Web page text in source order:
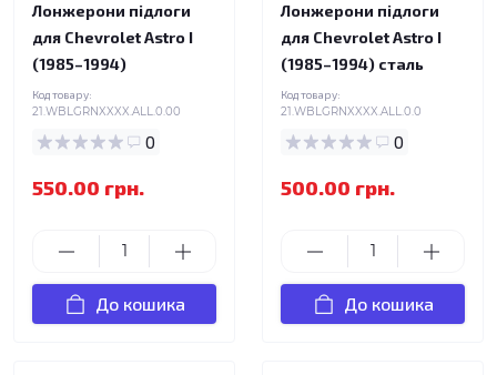
Лонжерони підлоги
для Chevrolet Astro I
(1985–1994)
Код товару:
21.WBLGRNXXXX.ALL.0.00
0
550.00 грн.
До кошика
Лонжерони підлоги
для Chevrolet Astro I
(1985–1994) сталь
Код товару:
21.WBLGRNXXXX.ALL.0.0
0
500.00 грн.
До кошика